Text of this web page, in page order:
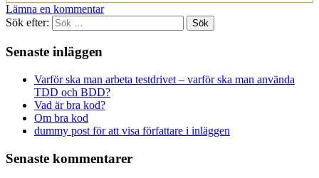
Lämna en kommentar
Sök efter:
Senaste inläggen
Varför ska man arbeta testdrivet – varför ska man använda
TDD och BDD?
Vad är bra kod?
Om bra kod
dummy post för att visa författare i inläggen
Senaste kommentarer